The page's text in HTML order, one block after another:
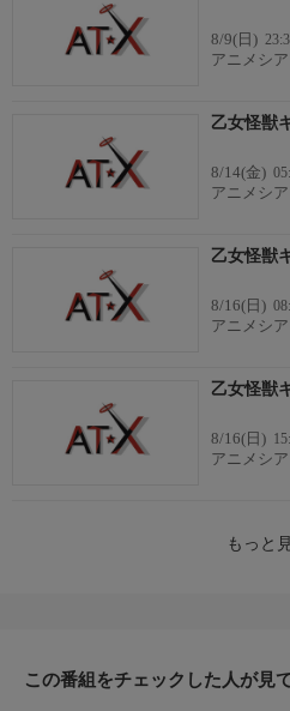
響野光太郎：小西克幸
ジャンボキング：松井恵理子
8/9(日)
アニメシア
乙女怪獣
8/14(金)
アニメシア
乙女怪獣
8/16(日)
アニメシア
乙女怪獣
8/16(日)
アニメシア
もっと
この番組をチェックした人が見